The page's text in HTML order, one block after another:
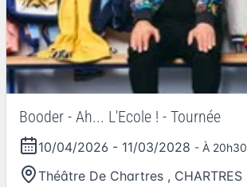
Booder - Ah... L'Ecole ! - Tournée
10/04/2026 - 11/03/2028 - À 20h30
Théâtre De Chartres , CHARTRES